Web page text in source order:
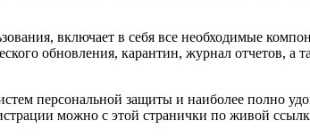
включает в себя все необходимые
обновления, карантин, журнал отчетов,
персональной защиты и наиболее полно
можно с этой странички по живой